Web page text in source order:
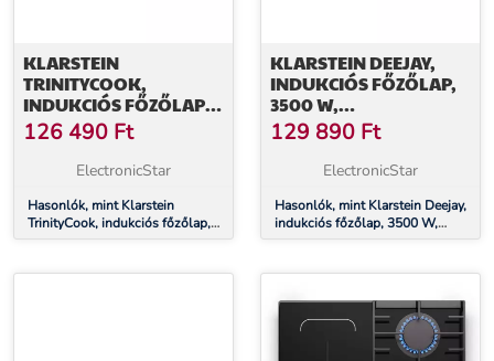
KLARSTEIN
TRINITYCOOK,
INDUKCIÓS FŐZŐLAP,
3400 W,
ÉRINTÉSVEZÉRLÉS,
126 490 Ft
ElectronicStar
Hasonlók, mint Klarstein
TrinityCook, indukciós főzőlap,
3400 W, érintésvezérlés, üveg
KLARSTEIN DEEJAY,
INDUKCIÓS FŐZŐLAP,
3500 W,
ÜVEGKERÁMIA,
ÉRINTÉSVEZÉRLÉS,
FEKETE
129 890 Ft
ElectronicStar
Hasonlók, mint Klarstein Deejay,
indukciós főzőlap, 3500 W,
üvegkerámia, érintésvezérlés,